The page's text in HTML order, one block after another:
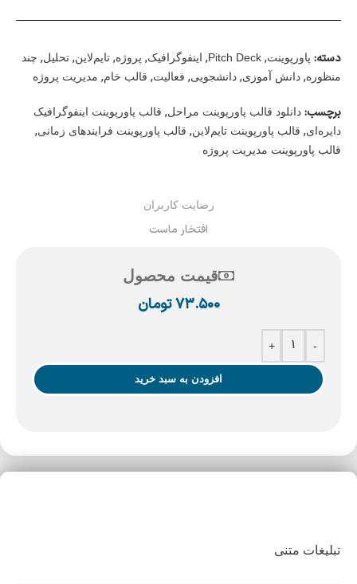
دسته: پاورپوینت,
Pitch Deck
, اینفوگرافیک, پروژه, تایم‌لاین, تحلیل, چند
منظوره, دانش آموزی, دانشجویی, فعالیت, قالب خام, مدیریت پروژه
برچسب: دانلود قالب پاورپوینت مراحل, قالب پاورپوینت اینفوگرافیک
دایره‌ای, قالب پاورپوینت تایم‌لاین, قالب پاورپوینت فرایندهای زمانی,
قالب پاورپوینت مدیریت پروژه
رضایت کاربران
افتخار ماست
قیمت محصول
۷۳.۵۰۰ تومان
-
+
افزودن به سبد خرید
تبلیغات متنی